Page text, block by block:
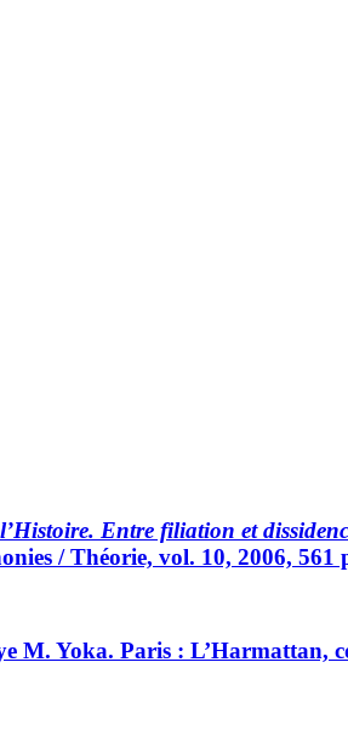
Entre filiation et
/ Théorie, vol. 10, 2006, 561
M. Yoka. Paris : L’Harmattan,